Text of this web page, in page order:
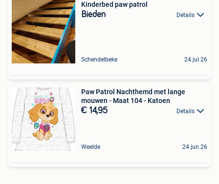
Kinderbed paw patrol
Bieden Details
Schendelbeke 24 jul 26
Paw Patrol Nachthemd met lange
mouwen - Maat 104 - Katoen
€ 14,95 Details
Weelde 24 jun 26